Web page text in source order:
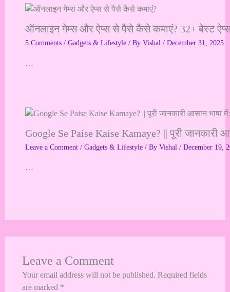
ऑनलाइन गेम्स और ऐप्स से पैसे कैसे कमाएं? 32+ बेस्ट
5 Comments / Gadgets & Lifestyle/ By Vishal / December 31, 2025
…
Google Se Paise Kaise Kamaye? || पूरी जानकारी
Leave a Comment / Gadgets & Lifestyle/ By Vishal / December 19,
…
Leave a Comment
Your email address will not be published. Required fields
are marked *